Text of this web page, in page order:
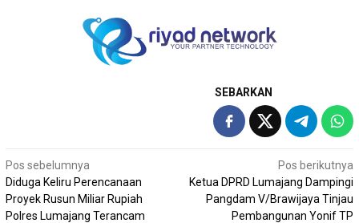
SEBARKAN
Navigasi
pos
Pos sebelumnya
Diduga Keliru Perencanaan
Proyek Rusun Miliar Rupiah
Polres Lumajang Terancam
Pos berikutnya
Ketua DPRD Lumajang Dampingi
Pangdam V/Brawijaya Tinjau
Pembangunan Yonif TP